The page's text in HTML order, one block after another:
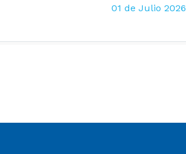
01 de Julio 2026